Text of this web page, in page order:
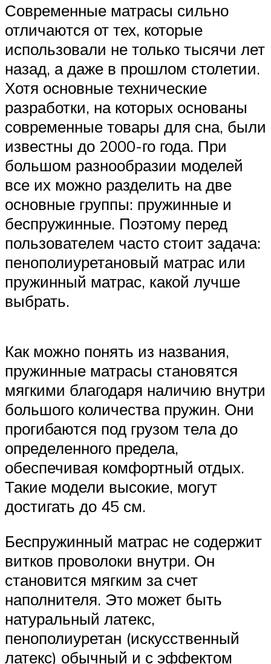
Современные матрасы сильно
отличаются от тех, которые
использовали не только тысячи лет
назад, а даже в прошлом столетии.
Хотя основные технические
разработки, на которых основаны
современные товары для сна, были
известны до 2000-го года. При
большом разнообразии моделей
все их можно разделить на две
основные группы: пружинные и
беспружинные. Поэтому перед
пользователем часто стоит задача:
пенополиуретановый матрас или
пружинный матрас, какой лучше
выбрать.
Как можно понять из названия,
пружинные матрасы становятся
мягкими благодаря наличию внутри
большого количества пружин. Они
прогибаются под грузом тела до
определенного предела,
обеспечивая комфортный отдых.
Такие модели высокие, могут
достигать до 45 см.
Беспружинный матрас не содержит
витков проволоки внутри. Он
становится мягким за счет
наполнителя. Это может быть
натуральный латекс,
пенополиуретан (искусственный
латекс) обычный и с эффектом